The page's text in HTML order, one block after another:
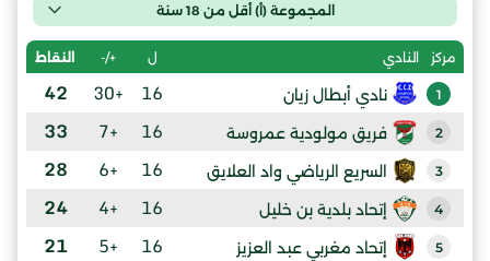
المجموعة (أ) أقل من 18 سنة
مركز النادي ل +/- النقاط
1 نادي أبطال زيان 16
+30
42
2 فريق مولودية عمروسة 16
+7
33
3 السريع الرياضي واد العلايق 16
+6
28
4 إتحاد بلدية بن خليل 16
+4
24
5 إتحاد مغربي عبد العزيز 16
+5
21